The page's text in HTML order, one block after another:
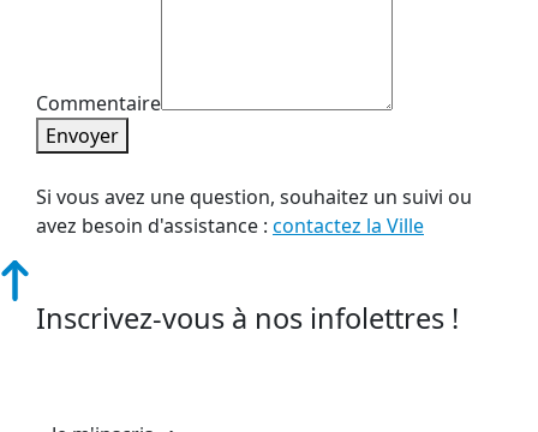
Commentaire
Envoyer
Si vous avez une question, souhaitez un suivi ou
avez besoin d'assistance : contactez la Ville
Inscrivez-vous à nos infolettres !